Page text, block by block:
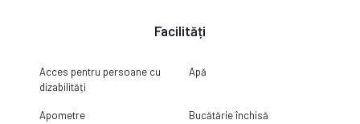
Facilități
Acces pentru persoane cu
dizabilități
Apă
Apometre Bucătărie închisă